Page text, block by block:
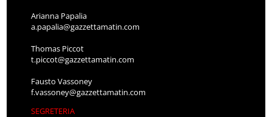
Arianna Papalia
a.papalia@gazzettamatin.com
Thomas Piccot
t.piccot@gazzettamatin.com
Fausto Vassoney
f.vassoney@gazzettamatin.com
SEGRETERIA